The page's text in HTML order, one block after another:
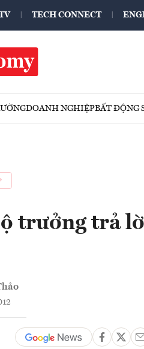
TECH CONNECT
DOANH NGHIỆPBẤT ĐỘNG
trưởng trả